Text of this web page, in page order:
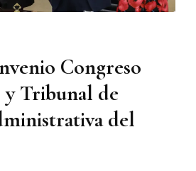
Congreso
y Tribunal de
del